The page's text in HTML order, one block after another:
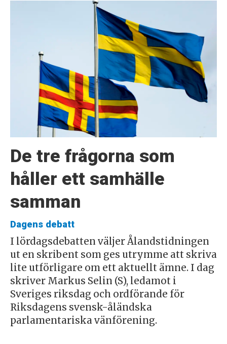
De tre frågorna som
håller ett samhälle
samman
Dagens debatt
I lördagsdebatten väljer Ålandstidningen
ut en skribent som ges utrymme att skriva
lite utförligare om ett aktuellt ämne. I dag
skriver Markus Selin (S), ledamot i
Sveriges riksdag och ordförande för
Riksdagens svensk-åländska
parlamentariska vänförening.